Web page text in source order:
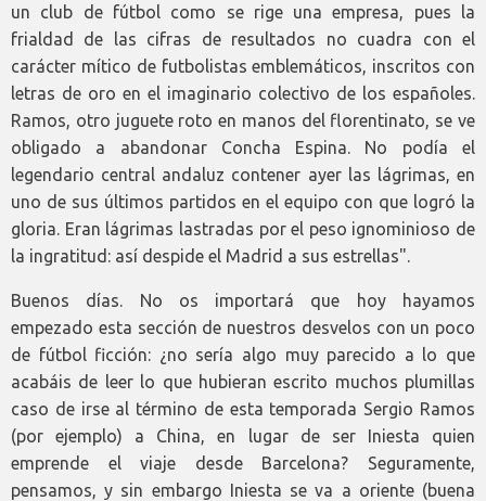
un club de fútbol como se rige una empresa, pues la
frialdad de las cifras de resultados no cuadra con el
carácter mítico de futbolistas emblemáticos, inscritos con
letras de oro en el imaginario colectivo de los españoles.
Ramos, otro juguete roto en manos del florentinato, se ve
obligado a abandonar Concha Espina. No podía el
legendario central andaluz contener ayer las lágrimas, en
uno de sus últimos partidos en el equipo con que logró la
gloria. Eran lágrimas lastradas por el peso ignominioso de
la ingratitud: así despide el Madrid a sus estrellas".
Buenos días. No os importará que hoy hayamos
empezado esta sección de nuestros desvelos con un poco
de fútbol ficción: ¿no sería algo muy parecido a lo que
acabáis de leer lo que hubieran escrito muchos plumillas
caso de irse al término de esta temporada Sergio Ramos
(por ejemplo) a China, en lugar de ser Iniesta quien
emprende el viaje desde Barcelona? Seguramente,
pensamos, y sin embargo Iniesta se va a oriente (buena